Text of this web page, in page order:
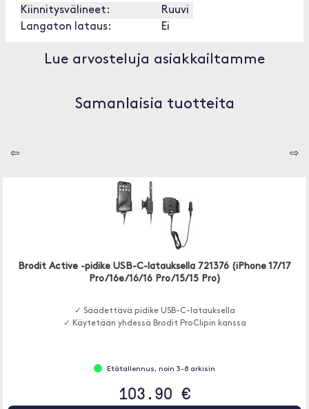
Kiinnitysvälineet:
Ruuvi
Langaton lataus:
Ei
Lue arvosteluja asiakkailtamme
Samanlaisia tuotteita
⇦ ⇨
Brodit Active -pidike USB-C-latauksella 721376 (iPhone 17/17
Pro/16e/16/16 Pro/15/15 Pro)
✓ Säädettävä pidike USB-C-latauksella
✓ Käytetään yhdessä Brodit ProClipin kanssa
Etätallennus, noin 3-8 arkisin
103.90 €